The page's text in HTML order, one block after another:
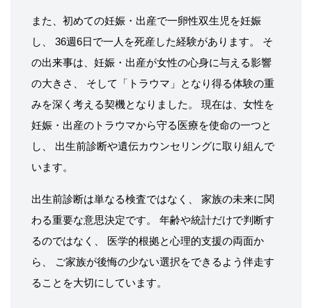
また、初めての妊娠・出産で一卵性双生児を妊娠
し、 36週6日で一人を死産した経験があります。 そ
の出来事は、妊娠・出産が女性の心身に与える影響
の大きさ、 そして「トラウマ」となり得る体験の重
みを深く考える契機となりました。 現在は、女性を
妊娠・出産のトラウマから守る医療を使命の一つと
し、 出生前診断や遺伝カウンセリングに取り組んで
います。
出生前診断は単なる検査ではなく、 家族の未来に関
わる重要な意思決定です。 年齢や統計だけで判断す
るのではなく、 医学的根拠と心理的支援の両面か
ら、 ご家族が後悔の少ない選択をできるよう伴走す
ることを大切にしています。